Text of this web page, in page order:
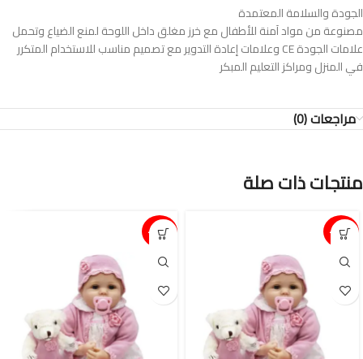
الجودة والسلامة المعتمدة
مصنوعة من مواد آمنة للأطفال مع خرز مغلق داخل اللوحة لمنع الضياع وتحمل
علامات الجودة CE وعلامات إعادة التدوير مع تصميم مناسب للاستخدام المتكرر
في المنزل ومراكز التعليم المبكر
مراجعات (0)
منتجات ذات صلة
15%-
15%-